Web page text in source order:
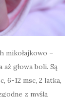
mikołajkowo –
głowa boli. Są
6-12 msc, 2 latka,
z myślą